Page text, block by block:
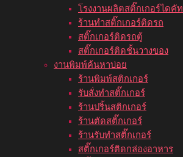
โรงงานผลิตสติ๊กเกอร์ไดคัท
ร้านทำสติ๊กเกอร์ติดรถ
สติ๊กเกอร์ติดรถตู้
สติ๊กเกอร์ติดชั้นวางของ
งานพิมพ์ค้นหาบ่อย
ร้านพิมพ์สติกเกอร์
รับสั่งทำสติ๊กเกอร์
ร้านปริ้นสติกเกอร์
ร้านตัดสติ๊กเกอร์
ร้านรับทำสติ๊กเกอร์
สติ๊กเกอร์ติดกล่องอาหาร